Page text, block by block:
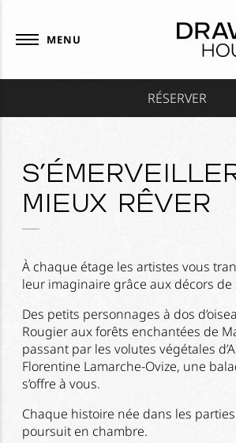
RÉSERVER
MENU
mieux rêver
À chaque étage les artistes vous
leur imaginaire grâce aux décors de
Des petits personnages à dos
Rougier aux forêts enchantées de
passant par les volutes végétales
Florentine Lamarche-Ovize, une
s’offre à vous.
Chaque histoire née dans les
poursuit en chambre.